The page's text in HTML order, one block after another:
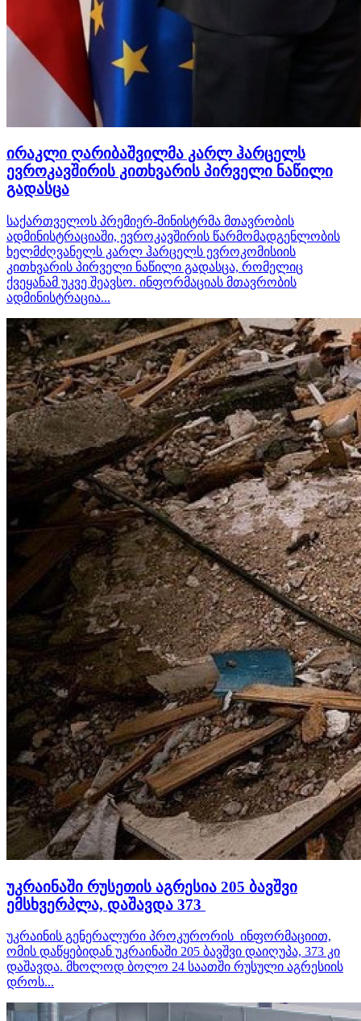
ირაკლი ღარიბაშვილმა კარლ ჰარცელს
ევროკავშირის კითხვარის პირველი ნაწილი
გადასცა
საქართველოს პრემიერ-მინისტრმა მთავრობის
ადმინისტრაციაში, ევროკავშირის წარმომადგენლობის
ხელმძღვანელს კარლ ჰარცელს ევროკომისიის
კითხვარის პირველი ნაწილი გადასცა, რომელიც
ქვეყანამ უკვე შეავსო. ინფორმაციას მთავრობის
ადმინისტრაცია...
უკრაინაში რუსეთის აგრესია 205 ბავშვი
ემსხვერპლა, დაშავდა 373
უკრაინის გენერალური პროკურორის ინფორმაციით,
ომის დაწყებიდან უკრაინაში 205 ბავშვი დაიღუპა, 373 კი
დაშავდა. მხოლოდ ბოლო 24 საათში რუსული აგრესიის
დროს...